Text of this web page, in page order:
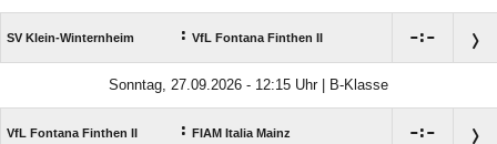
SV Klein-Winternheim : VfL Fontana Finthen II :
Sonntag, 27.09.2026 - 12:15 Uhr | B-Klasse
VfL Fontana Finthen II : FIAM Italia Mainz :